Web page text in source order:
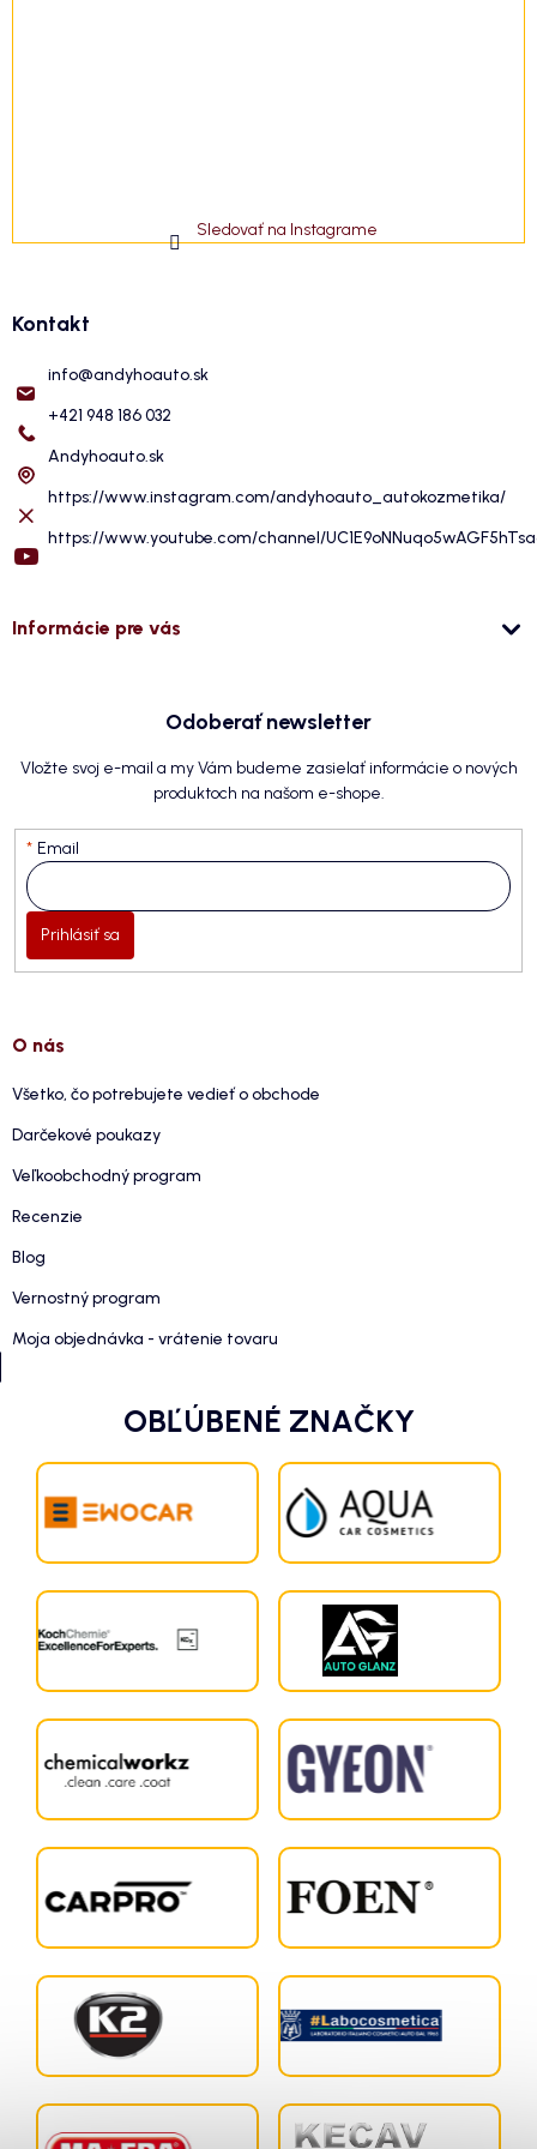
Sledovať na Instagrame
Kontakt
info@andyhoauto.sk
+421 948 186 032
Andyhoauto.sk
https://www.instagram.com/andyhoauto_autokozmetika/
https://www.youtube.com/channel/
Informácie pre vás
Odoberať newsletter
Vložte svoj e-mail a my Vám budeme zasielať informácie o nových
produktoch na našom e-shope.
Email
Prihlásiť sa
O nás
Všetko, čo potrebujete vedieť o obchode
Darčekové poukazy
Veľkoobchodný program
Recenzie
Blog
Vernostný program
Moja objednávka - vrátenie tovaru
OBĽÚBENÉ ZNAČKY